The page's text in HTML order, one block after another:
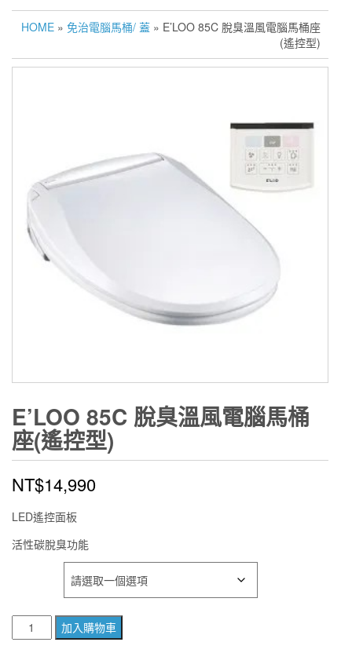
HOME » 免治電腦馬桶/ 蓋 » E’LOO 85C 脫臭溫風電腦馬桶座
(遙控型)
E’LOO 85C 脫臭溫風電腦馬桶
座(遙控型)
NT$14,990
LED遙控面板
活性碳脫臭功能
E’LOO
85C
加入購物車